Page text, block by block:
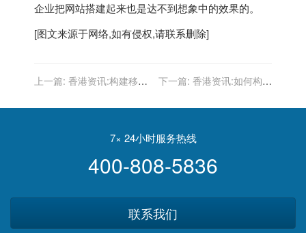
企业把网站搭建起来也是达不到想象中的效果的。
[图文来源于网络,如有侵权,请联系删除]
上一篇: 香港资讯:构建移动
下一篇: 香港资讯:如何构建
架构？
7× 24小时服务热线
400-808-5836
联系我们